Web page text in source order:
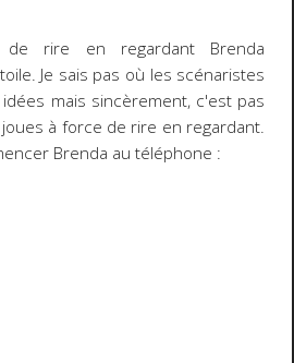
de rire en regardant Brenda
Je sais pas où les scénaristes
mais sincèrement, c'est pas
à force de rire en regardant.
Brenda au téléphone :